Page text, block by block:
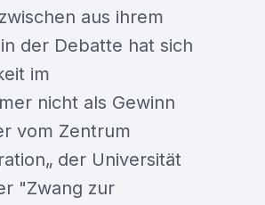
aus ihrem
der Debatte hat sich
im
nicht als Gewinn
vom Zentrum
der Universität
"Zwang zur